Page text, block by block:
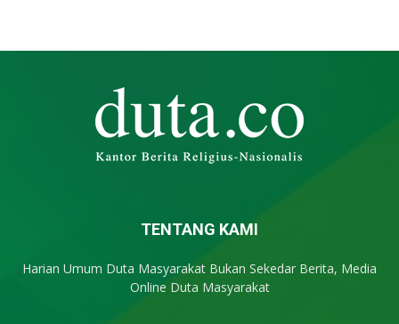
TENTANG KAMI
Harian Umum Duta Masyarakat Bukan Sekedar Berita, Media
Online Duta Masyarakat